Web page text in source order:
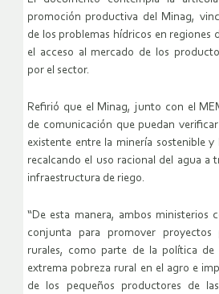
promoción productiva del Minag,
de los problemas hídricos en regiones
el acceso al mercado de los
por el sector.
Refirió que el Minag, junto con el
de comunicación que puedan
existente entre la minería sostenible y
recalcando el uso racional del agua a
infraestructura de riego.
“De esta manera, ambos ministerios
conjunta para promover proyectos
rurales, como parte de la política de
extrema pobreza rural en el agro e
de los pequeños productores de